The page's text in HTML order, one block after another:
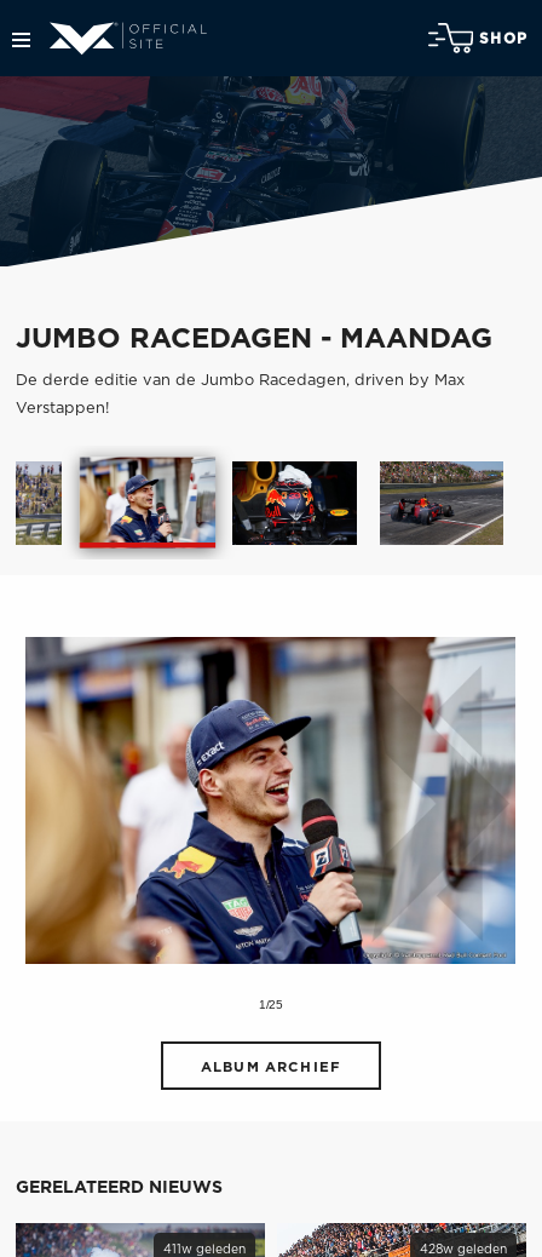
SHOP
JUMBO RACEDAGEN - MAANDAG
De derde editie van de Jumbo Racedagen, driven by Max
Verstappen!
1/25
ALBUM ARCHIEF
GERELATEERD NIEUWS
411w geleden 428w geleden